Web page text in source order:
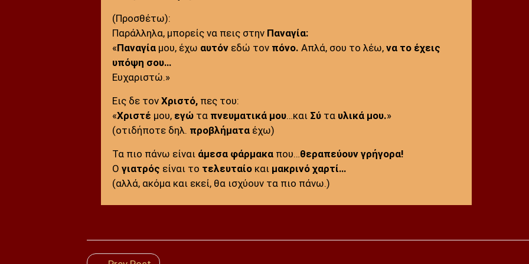
(Προσθέτω):
Παράλληλα, μπορείς να πεις στην Παναγία:
«Παναγίαμου, έχω αυτόνεδώ τον πόνο. Απλά, σου το λέω, να το έχεις
υπόψη σου…
Ευχαριστώ.»
Εις δε τον Χριστό,πες του:
«Χριστέ μου, εγώτα πνευματικά μου…και Σύτα υλικά μου.»
(οτιδήποτε δηλ. προβλήματαέχω)
Τα πιο πάνω είναι άμεσα φάρμακαπου…θεραπεύουν γρήγορα!
Ο γιατρός είναι το τελευταίο και μακρινό χαρτί…
(αλλά, ακόμα και εκεί, θα ισχύουν τα πιο πάνω.)